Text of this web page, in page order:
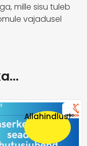
mille sisu tuleb
vajadusel
Allahindlus!